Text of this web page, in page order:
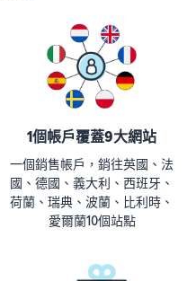
1個帳戶覆蓋9大網站
一個銷售帳戶，銷往英國、法
國、德國、義大利、西班牙、
荷蘭、瑞典、波蘭、比利時、
愛爾蘭10個站點